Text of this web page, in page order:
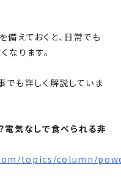
えておくと、日常でも
なります。
も詳しく解説していま
電気なしで食べられる非
topics/column/